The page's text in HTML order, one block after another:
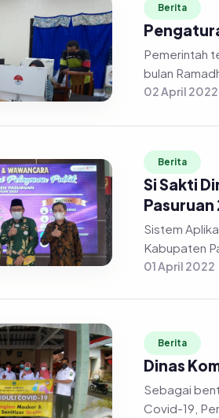
Berita
Pemerintah
bulan
02 April 2022
Berita
Si Sakti
Pasuruan
Sistem
Kabupaten
01 April 2022
Berita
Dinas
Sebagai
Covid-19,